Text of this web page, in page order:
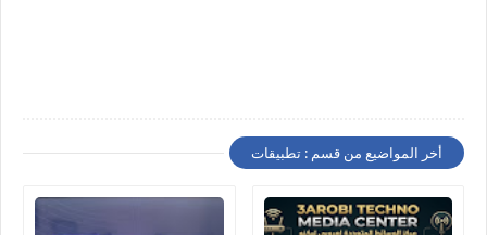
أخر المواضيع من قسم : تطبيقات